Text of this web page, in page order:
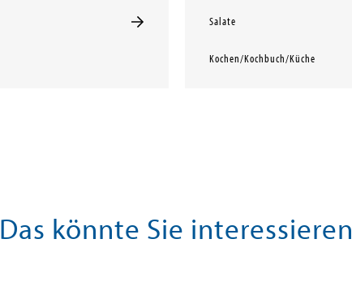
Salate
Kochen/Kochbuch/Küche
Das könnte Sie interessieren